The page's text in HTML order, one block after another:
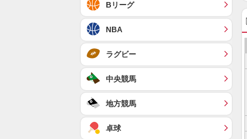
Bリーグ
NBA
ラグビー
中央競馬
地方競馬
卓球